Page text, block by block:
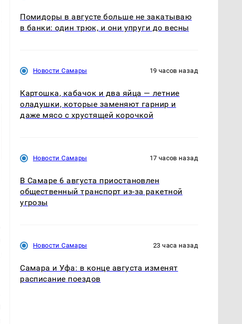
Помидоры в августе больше не закатываю
в банки: один трюк, и они упруги до весны
Новости Самары 19 часов назад
Картошка, кабачок и два яйца — летние
оладушки, которые заменяют гарнир и
даже мясо с хрустящей корочкой
Новости Самары 17 часов назад
В Самаре 6 августа приостановлен
общественный транспорт из-за ракетной
угрозы
Новости Самары 23 часа назад
Самара и Уфа: в конце августа изменят
расписание поездов